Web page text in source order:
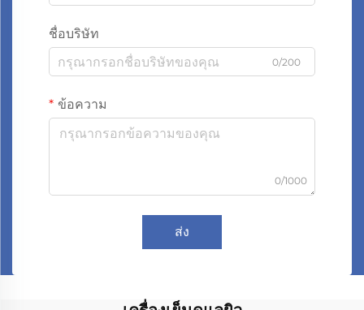
ชื่อบริษัท
0/200
ข้อความ
0/1000
ส่ง